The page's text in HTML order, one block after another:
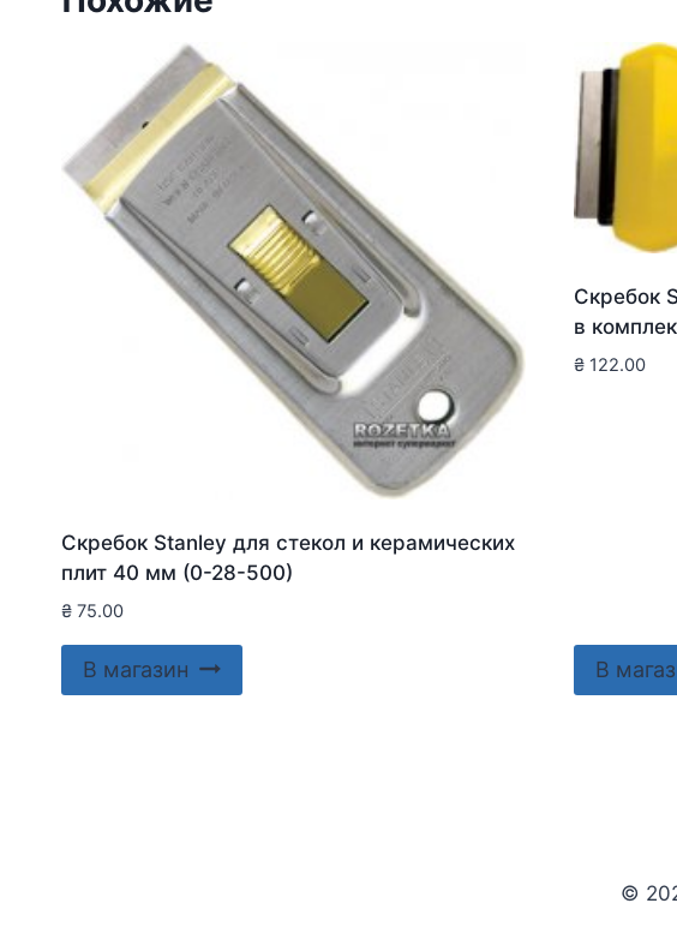
Скребок Stanley для стекол и керамических
плит 40 мм (0-28-500)
₴ 75.00
В магазин
Скребок
в
₴ 122.00
В
©